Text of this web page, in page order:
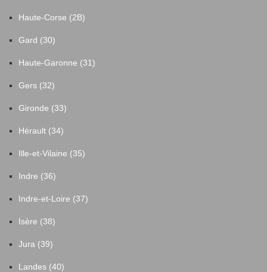
Haute-Corse (2B)
Gard (30)
Haute-Garonne (31)
Gers (32)
Gironde (33)
Hérault (34)
Ille-et-Vilaine (35)
Indre (36)
Indre-et-Loire (37)
Isère (38)
Jura (39)
Landes (40)